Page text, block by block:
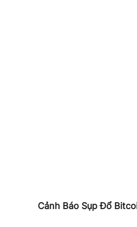
Cảnh Báo Sụp Đổ